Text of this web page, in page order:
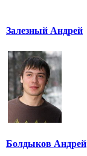
Залезный Андрей
Болдыков Андрей